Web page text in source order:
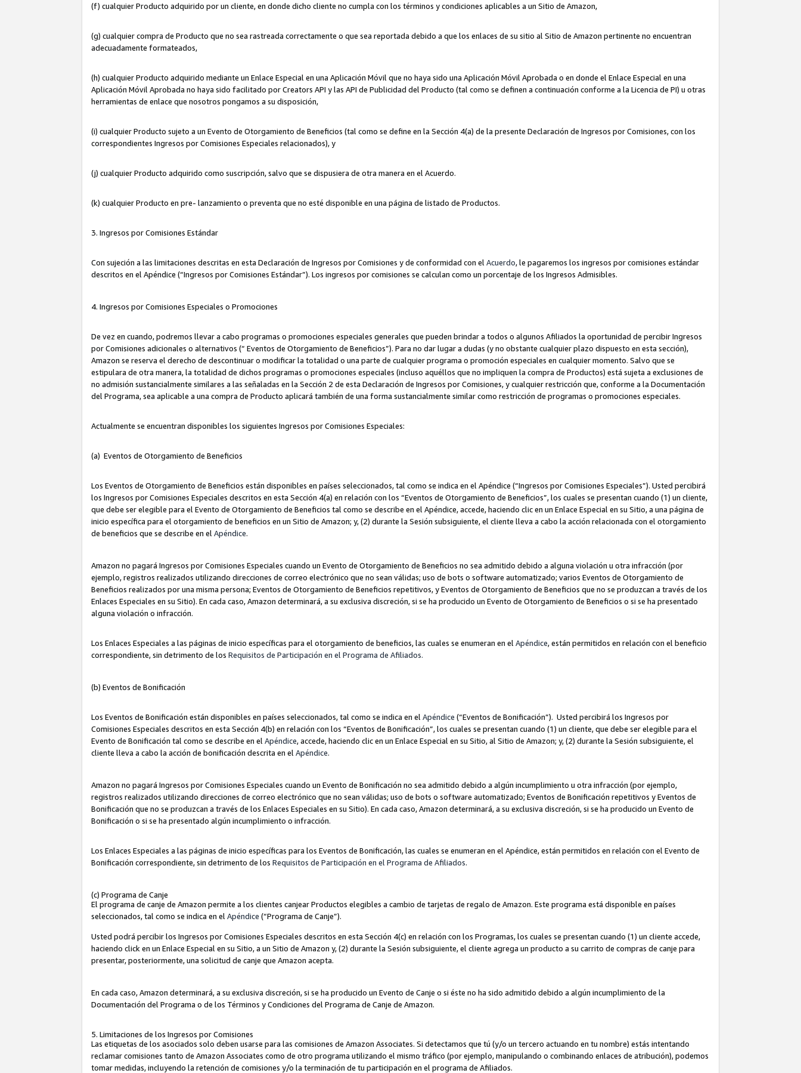
(f) cualquier Producto adquirido por un cliente, en donde dicho cliente no cumpla con los términos y condiciones aplicables a un Sitio de Amazon,
(g) cualquier compra de Producto que no sea rastreada correctamente o que sea reportada debido a que los enlaces de su sitio al Sitio de Amazon pertinente no encuentran
adecuadamente formateados,
(h) cualquier Producto adquirido mediante un Enlace Especial en una Aplicación Móvil que no haya sido una Aplicación Móvil Aprobada o en donde el Enlace Especial en una
Aplicación Móvil Aprobada no haya sido facilitado por Creators API y las API de Publicidad del Producto (tal como se definen a continuación conforme a la Licencia de PI) u otras
herramientas de enlace que nosotros pongamos a su disposición,
(i) cualquier Producto sujeto a un Evento de Otorgamiento de Beneficios (tal como se define en la Sección 4(a) de la presente Declaración de Ingresos por Comisiones, con los
correspondientes Ingresos por Comisiones Especiales relacionados), y
(j) cualquier Producto adquirido como suscripción, salvo que se dispusiera de otra manera en el Acuerdo.
(k) cualquier Producto en pre- lanzamiento o preventa que no esté disponible en una página de listado de Productos.
3. Ingresos por Comisiones Estándar
Con sujeción a las limitaciones descritas en esta Declaración de Ingresos por Comisiones y de conformidad con el Acuerdo, le pagaremos los ingresos por comisiones estándar
descritos en el Apéndice (“Ingresos por Comisiones Estándar”). Los ingresos por comisiones se calculan como un porcentaje de los Ingresos Admisibles.
4. Ingresos por Comisiones Especiales o Promociones
De vez en cuando, podremos llevar a cabo programas o promociones especiales generales que pueden brindar a todos o algunos Afiliados la oportunidad de percibir Ingresos
por Comisiones adicionales o alternativos (“ Eventos de Otorgamiento de Beneficios”). Para no dar lugar a dudas (y no obstante cualquier plazo dispuesto en esta sección),
Amazon se reserva el derecho de descontinuar o modificar la totalidad o una parte de cualquier programa o promoción especiales en cualquier momento. Salvo que se
estipulara de otra manera, la totalidad de dichos programas o promociones especiales (incluso aquéllos que no impliquen la compra de Productos) está sujeta a exclusiones de
no admisión sustancialmente similares a las señaladas en la Sección 2 de esta Declaración de Ingresos por Comisiones, y cualquier restricción que, conforme a la Documentación
del Programa, sea aplicable a una compra de Producto aplicará también de una forma sustancialmente similar como restricción de programas o promociones especiales.
Actualmente se encuentran disponibles los siguientes Ingresos por Comisiones Especiales:
(a) Eventos de Otorgamiento de Beneficios
Los Eventos de Otorgamiento de Beneficios están disponibles en países seleccionados, tal como se indica en el Apéndice (“Ingresos por Comisiones Especiales”). Usted percibirá
los Ingresos por Comisiones Especiales descritos en esta Sección 4(a) en relación con los “Eventos de Otorgamiento de Beneficios”, los cuales se presentan cuando (1) un cliente,
que debe ser elegible para el Evento de Otorgamiento de Beneficios tal como se describe en el Apéndice, accede, haciendo clic en un Enlace Especial en su Sitio, a una página de
inicio específica para el otorgamiento de beneficios en un Sitio de Amazon; y, (2) durante la Sesión subsiguiente, el cliente lleva a cabo la acción relacionada con el otorgamiento
de beneficios que se describe en el Apéndice.
Amazon no pagará Ingresos por Comisiones Especiales cuando un Evento de Otorgamiento de Beneficios no sea admitido debido a alguna violación u otra infracción (por
ejemplo, registros realizados utilizando direcciones de correo electrónico que no sean válidas; uso de bots o software automatizado; varios Eventos de Otorgamiento de
Beneficios realizados por una misma persona; Eventos de Otorgamiento de Beneficios repetitivos, y Eventos de Otorgamiento de Beneficios que no se produzcan a través de los
Enlaces Especiales en su Sitio). En cada caso, Amazon determinará, a su exclusiva discreción, si se ha producido un Evento de Otorgamiento de Beneficios o si se ha presentado
alguna violación o infracción.
Los Enlaces Especiales a las páginas de inicio específicas para el otorgamiento de beneficios, las cuales se enumeran en el Apéndice, están permitidos en relación con el beneficio
correspondiente, sin detrimento de los Requisitos de Participación en el Programa de Afiliados.
(b) Eventos de Bonificación
Los Eventos de Bonificación están disponibles en países seleccionados, tal como se indica en el Apéndice (“Eventos de Bonificación”). Usted percibirá los Ingresos por
Comisiones Especiales descritos en esta Sección 4(b) en relación con los “Eventos de Bonificación”, los cuales se presentan cuando (1) un cliente, que debe ser elegible para el
Evento de Bonificación tal como se describe en el Apéndice, accede, haciendo clic en un Enlace Especial en su Sitio, al Sitio de Amazon; y, (2) durante la Sesión subsiguiente, el
cliente lleva a cabo la acción de bonificación descrita en el Apéndice.
Amazon no pagará Ingresos por Comisiones Especiales cuando un Evento de Bonificación no sea admitido debido a algún incumplimiento u otra infracción (por ejemplo,
registros realizados utilizando direcciones de correo electrónico que no sean válidas; uso de bots o software automatizado; Eventos de Bonificación repetitivos y Eventos de
Bonificación que no se produzcan a través de los Enlaces Especiales en su Sitio). En cada caso, Amazon determinará, a su exclusiva discreción, si se ha producido un Evento de
Bonificación o si se ha presentado algún incumplimiento o infracción.
Los Enlaces Especiales a las páginas de inicio específicas para los Eventos de Bonificación, las cuales se enumeran en el Apéndice, están permitidos en relación con el Evento de
Bonificación correspondiente, sin detrimento de los Requisitos de Participación en el Programa de Afiliados.
(c) Programa de Canje
El programa de canje de Amazon permite a los clientes canjear Productos elegibles a cambio de tarjetas de regalo de Amazon. Este programa está disponible en países
seleccionados, tal como se indica en el Apéndice (“Programa de Canje”).
Usted podrá percibir los Ingresos por Comisiones Especiales descritos en esta Sección 4(c) en relación con los Programas, los cuales se presentan cuando (1) un cliente accede,
haciendo click en un Enlace Especial en su Sitio, a un Sitio de Amazon y, (2) durante la Sesión subsiguiente, el cliente agrega un producto a su carrito de compras de canje para
presentar, posteriormente, una solicitud de canje que Amazon acepta.
En cada caso, Amazon determinará, a su exclusiva discreción, si se ha producido un Evento de Canje o si éste no ha sido admitido debido a algún incumplimiento de la
Documentación del Programa o de los Términos y Condiciones del Programa de Canje de Amazon.
5. Limitaciones de los Ingresos por Comisiones
Las etiquetas de los asociados solo deben usarse para las comisiones de Amazon Associates. Si detectamos que tú (y/o un tercero actuando en tu nombre) estás intentando
reclamar comisiones tanto de Amazon Associates como de otro programa utilizando el mismo tráfico (por ejemplo, manipulando o combinando enlaces de atribución), podemos
tomar medidas, incluyendo la retención de comisiones y/o la terminación de tu participación en el programa de Afiliados.